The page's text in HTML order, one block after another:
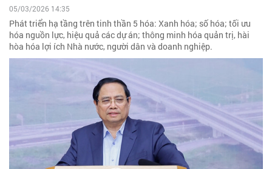
05/03/2026 14:35
Phát triển hạ tầng trên tinh thần 5 hóa: Xanh hóa; số hóa; tối ưu
hóa nguồn lực, hiệu quả các dự án; thông minh hóa quản trị, hài
hòa hóa lợi ích Nhà nước, người dân và doanh nghiệp.